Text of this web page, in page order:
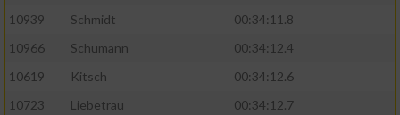
10939
Schmidt
00:34:11.8
10966
Schumann
00:34:12.4
10619
Kitsch
00:34:12.6
10723
Liebetrau
00:34:12.7